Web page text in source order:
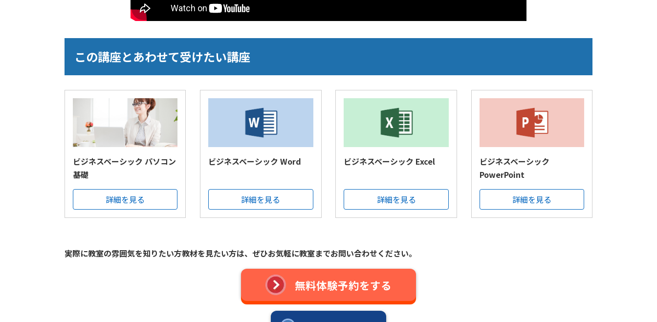
この講座とあわせて受けたい講座
ビジネスベーシック パソコン
基礎
詳細を見る
ビジネスベーシック Word
詳細を見る
ビジネスベーシック Excel
詳細を見る
ビジネスベーシック
PowerPoint
詳細を見る
実際に教室の雰囲気を知りたい方教材を見たい方は、 ぜひお気軽に教室までお問い合わせください。
無料体験予約をする